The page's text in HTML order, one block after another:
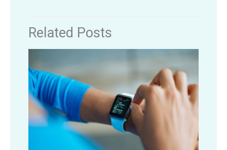
Related Posts